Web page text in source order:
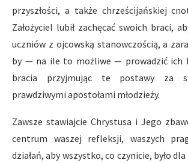
przyszłości, a także chrześcijańskiej
Założyciel lubił zachęcać swoich braci,
uczniów z ojcowską stanowczością, a
by — na ile to możliwe — prowadzić ich
bracia przyjmując te postawy za
prawdziwymi apostołami młodzieży.
Zawsze stawiajcie Chrystusa i Jego
centrum waszej refleksji, waszych
działań, aby wszystko, co czynicie, było